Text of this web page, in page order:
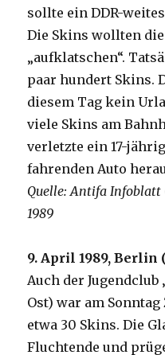
sollte ein DDR-
Die Skins wollten
„aufklatschen“.
paar hundert Skins.
diesem Tag kein
viele Skins am
verletzte ein 17-
fahrenden Auto
Quelle: Antifa Infoblatt
1989
9. April 1989, Berlin
Auch der
Ost) war am
etwa 30 Skins. Die
Fluchtende und